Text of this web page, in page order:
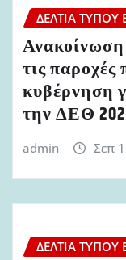
ΔΕΛΤΊΑ ΤΎΠΟΥ
τις
κυβέρνηση
την ΔΕΘ
admin Σεπ
ΔΕΛΤΊΑ ΤΎΠΟΥ